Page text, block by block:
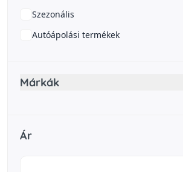
Szezonális
Autóápolási termékek
Márkák
Ár